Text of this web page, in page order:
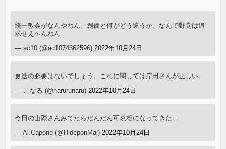
統一教会がなんやねん、創価と何がどう違うか、なんで野党は追
求せえへんねん
— ac10 (@ac1074362596) 2022年10月24日
更迭の必要はないでしょう。これに関しては岸田さんが正しい。
— こなる (@narurunaru) 2022年10月24日
今日の山際さんみてたらだんだん可哀相になってきた…
— Al.Capone (@HideponMai) 2022年10月24日